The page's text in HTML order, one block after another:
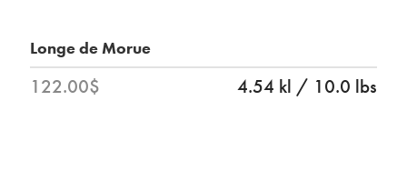
Longe de Morue
122.00$ 4.54 kl / 10.0 lbs